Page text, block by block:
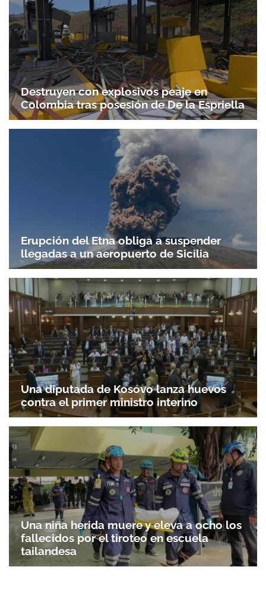
Destruyen con explosivos peaje en
Colombia tras posesión de De la Espriella
Erupción del Etna obliga a suspender
llegadas a un aeropuerto de Sicilia
Una diputada de Kosovo lanza huevos
contra el primer ministro interino
Una niña herida muere y eleva a ocho los
fallecidos por el tiroteo en escuela
tailandesa